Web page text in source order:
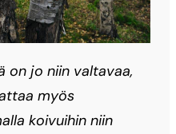
on jo niin valtavaa,
myös
koivuihin niin